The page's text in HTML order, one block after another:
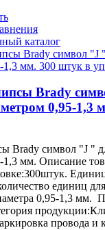
каталог
Brady
0,95-1,3
Brady символ "J "
1,3 мм. Описание
единиц
0,95-1,3 мм.
провода и